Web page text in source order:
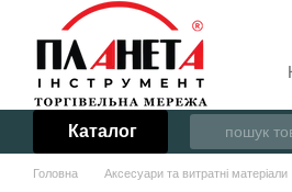
Перейти до основного контенту
Каталог
Головна Аксесуари та витратні матеріали